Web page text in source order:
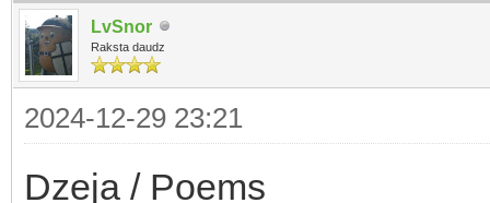
LvSnor
Raksta daudz
2024-12-29 23:21
Dzeja / Poems